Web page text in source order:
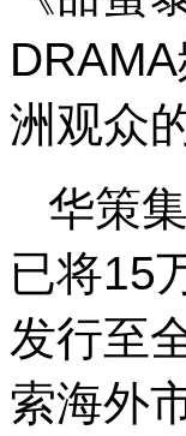
洲观众
华策
已将15
发行至
索海外